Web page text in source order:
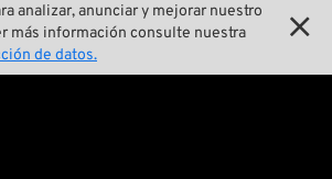
analizar, anunciar y mejorar nuestro
más información consulte nuestra
de datos.
